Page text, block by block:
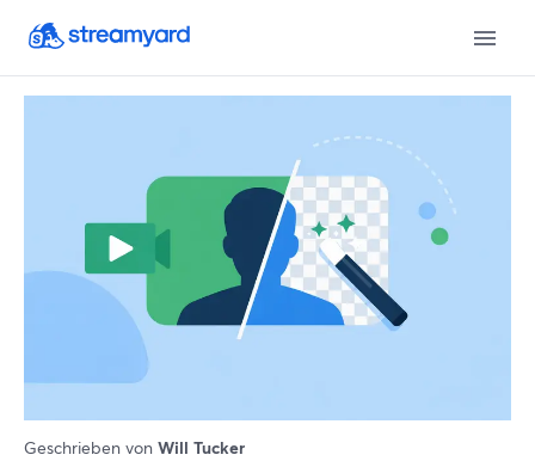
Geschrieben von Will Tucker